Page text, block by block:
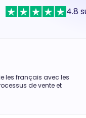
4.8
“Hosman, la start-up qui
immobilière”